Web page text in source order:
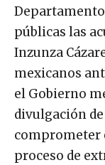
Departamento
públicas las
Inzunza
mexicanos
el Gobierno
divulgación
comprometer
proceso de